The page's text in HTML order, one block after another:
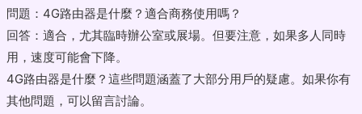
問題：4G路由器是什麼？適合商務使用嗎？
回答：適合，尤其臨時辦公室或展場。但要注意，如果多人同時
用，速度可能會下降。
4G路由器是什麼？這些問題涵蓋了大部分用戶的疑慮。如果你有
其他問題，可以留言討論。